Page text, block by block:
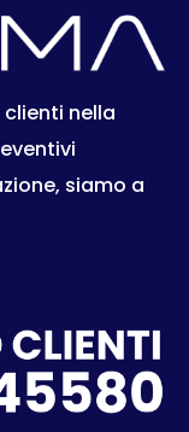
nella
siamo a